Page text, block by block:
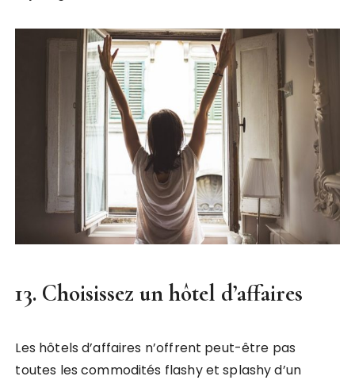
13. Choisissez un hôtel d’affaires
Les hôtels d’affaires n’offrent peut-être pas
toutes les commodités flashy et splashy d’un